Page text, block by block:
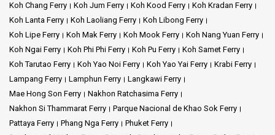
Lo que hay que saber:
Regatear en SiemReap no es sólo una transacción; es un arte.
En Siem Reap se suele regatear por casi todo. Es una buena idea
acordar el precio del tuk-tuk antes del viaje para evitar
confusiones posteriores.
La oferta culinaria de Siem Reap
Koh Chang Ferry
Koh Jum Ferry Koh Kood Ferry
Koh Kradan Ferry
Koh Lanta Ferry
Koh Laoliang Ferry
Koh Libong Ferry
Koh Lipe Ferry
Koh Mak Ferry Koh Mook Ferry
Koh Nang Yuan Ferry
Koh Ngai Ferry
Koh Phi Phi Ferry Koh Pu Ferry
Koh Samet Ferry
Koh Tarutao Ferry
Koh Yao Noi Ferry Koh Yao Yai Ferry
Krabi Ferry
Lampang Ferry
Lamphun Ferry
Langkawi Ferry
Mae Hong Son Ferry
Nakhon Ratchasima Ferry
Nakhon Si Thammarat Ferry
Parque Nacional de Khao Sok Ferry
Pattaya Ferry
Phang Nga Ferry
Phuket Ferry